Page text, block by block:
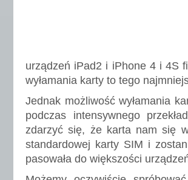
urządzeń iPad2 i iPhone 4 i 4S
wyłamania karty to tego
Jednak możliwość wyłamania
podczas intensywnego
zdarzyć się, że karta nam się
standardowej karty SIM i
pasowała do większości